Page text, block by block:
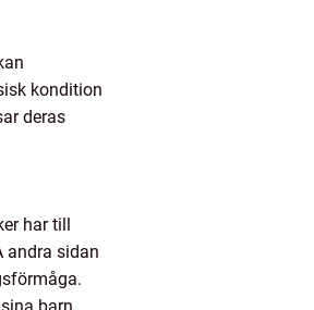
kondition
deras
har till
andra sidan